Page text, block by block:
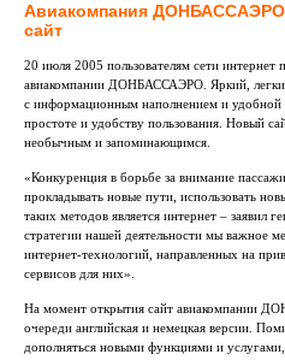
Авиакомпания ДОНБАССАЭРО
сайт
20 июля 2005 пользователям сети интернет
авиакомпании ДОНБАССАЭРО. Яркий, легкий
с информационным наполнением и удобной
простоте и удобству пользования. Новый
необычным и запоминающимся.
«Конкуренция в борьбе за внимание
прокладывать новые пути, использовать
таких методов является интернет – заявил
стратегии нашей деятельности мы важное
интернет-технологий, направленных на
сервисов для них».
На момент открытия сайт авиакомпании
очереди английская и немецкая версии.
дополняться новыми функциями и